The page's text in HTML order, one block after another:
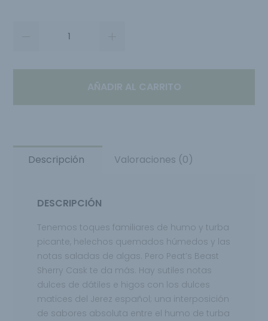
AÑADIR AL CARRITO
Descripción Valoraciones (0)
DESCRIPCIÓN
Tenemos toques familiares de humo y turba
picante, helechos quemados húmedos y las
notas saladas de algas. Pero Peat’s Beast
Sherry Cask te da más. Hay sutiles notas
dulces de dátiles e higos con los dulces
matices del Jerez español; una interposición
de sabores absoluta entre el humo de turba